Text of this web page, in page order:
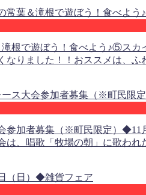
滝根で遊ぼう！食べよう♪⑤スカ
なりました！！おススメは、
参加者募集（※町民限定）◆11
は、唱歌「牧場の朝」に歌わ